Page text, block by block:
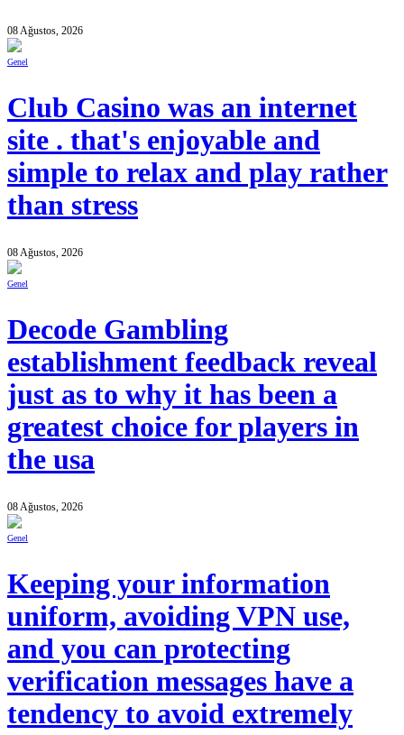
08 Ağustos, 2026
Genel
Club Casino was an internet
site . that's enjoyable and
simple to relax and play rather
than stress
08 Ağustos, 2026
Genel
Decode Gambling
establishment feedback reveal
just as to why it has been a
greatest choice for players in
the usa
08 Ağustos, 2026
Genel
Keeping your information
uniform, avoiding VPN use,
and you can protecting
verification messages have a
tendency to avoid extremely